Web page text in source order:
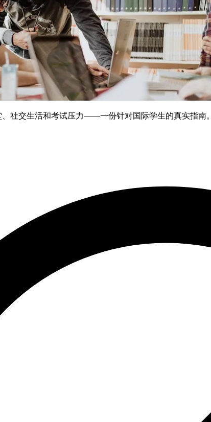
、社交生活和考试压力——一份针对国际学生的真实指南。